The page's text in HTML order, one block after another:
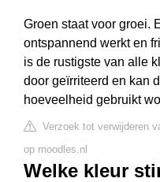
Groen staat voor groei.
ontspannend werkt en
is de rustigste van alle
door geïrriteerd en kan
hoeveelheid gebruikt
Verzoek tot verwijderen
op moodles.nl
Welke kleur